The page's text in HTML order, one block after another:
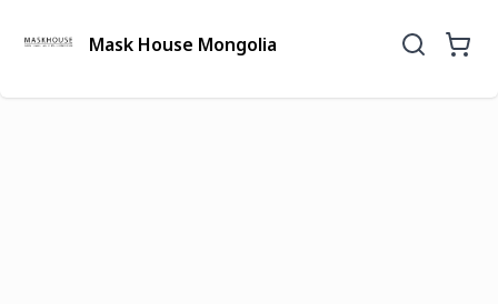
Mask House Mongolia